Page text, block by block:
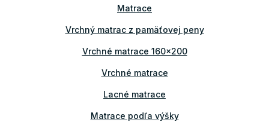
Matrace
Vrchný matrac z pamäťovej peny
Vrchné matrace 160x200
Vrchné matrace
Lacné matrace
Matrace podľa výšky